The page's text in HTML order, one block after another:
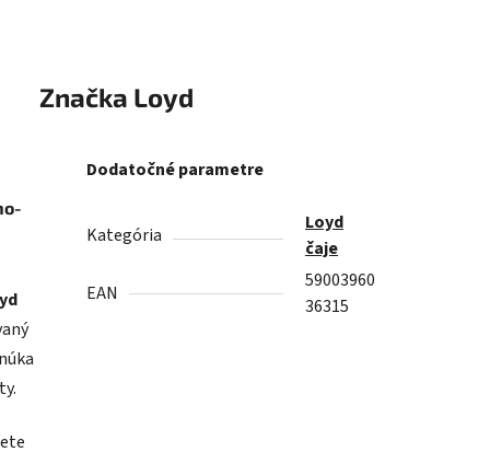
Značka Loyd
Dodatočné parametre
Kategória
Loyd
čaje
EAN
59003960
36315